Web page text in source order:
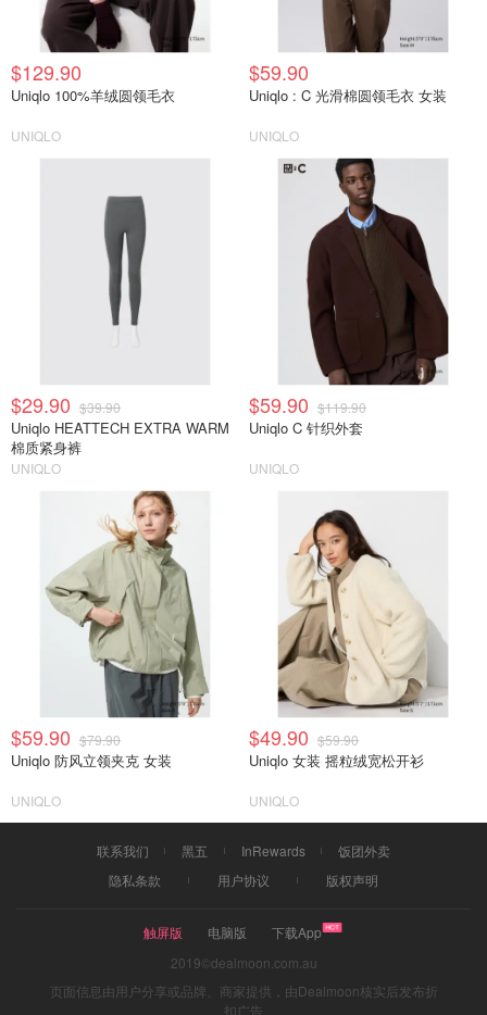
$129.90
Uniqlo 100%羊绒圆领毛衣
UNIQLO
$59.90
Uniqlo : C 光滑棉圆领毛衣 女装
UNIQLO
$29.90 $39.90
Uniqlo HEATTECH EXTRA WARM
棉质紧身裤
UNIQLO
$59.90 $119.90
Uniqlo C 针织外套
UNIQLO
$59.90 $79.90
Uniqlo 防风立领夹克 女装
UNIQLO
$49.90 $59.90
Uniqlo 女装 摇粒绒宽松开衫
UNIQLO
联系我们 黑五 InRewards
饭团外卖
隐私条款
用户协议 版权声明
触屏版 电脑版
下载App
2019©dealmoon.com.au
页面信息由用户分享或品牌、商家提供，由Dealmoon核实后发布折
扣广告